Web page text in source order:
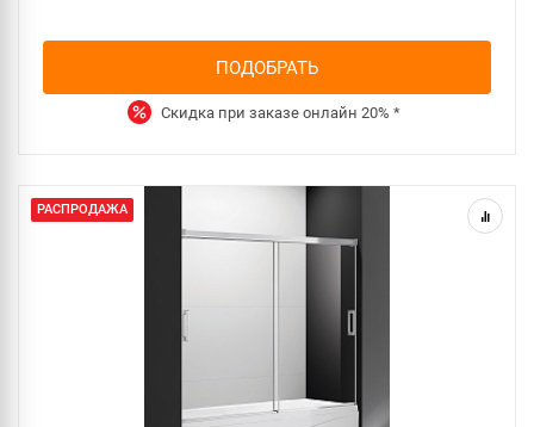
ПОДОБРАТЬ
Скидка при заказе онлайн 20% *
РАСПРОДАЖА